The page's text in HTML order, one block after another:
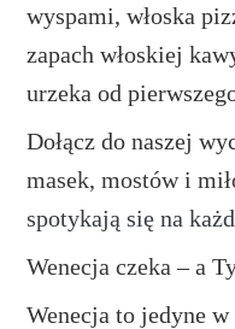
wyspami, włoska
zapach włoskiej
urzeka od
Dołącz do naszej
masek, mostów i
spotykają się na
Wenecja czeka – a
Wenecja to jedyne